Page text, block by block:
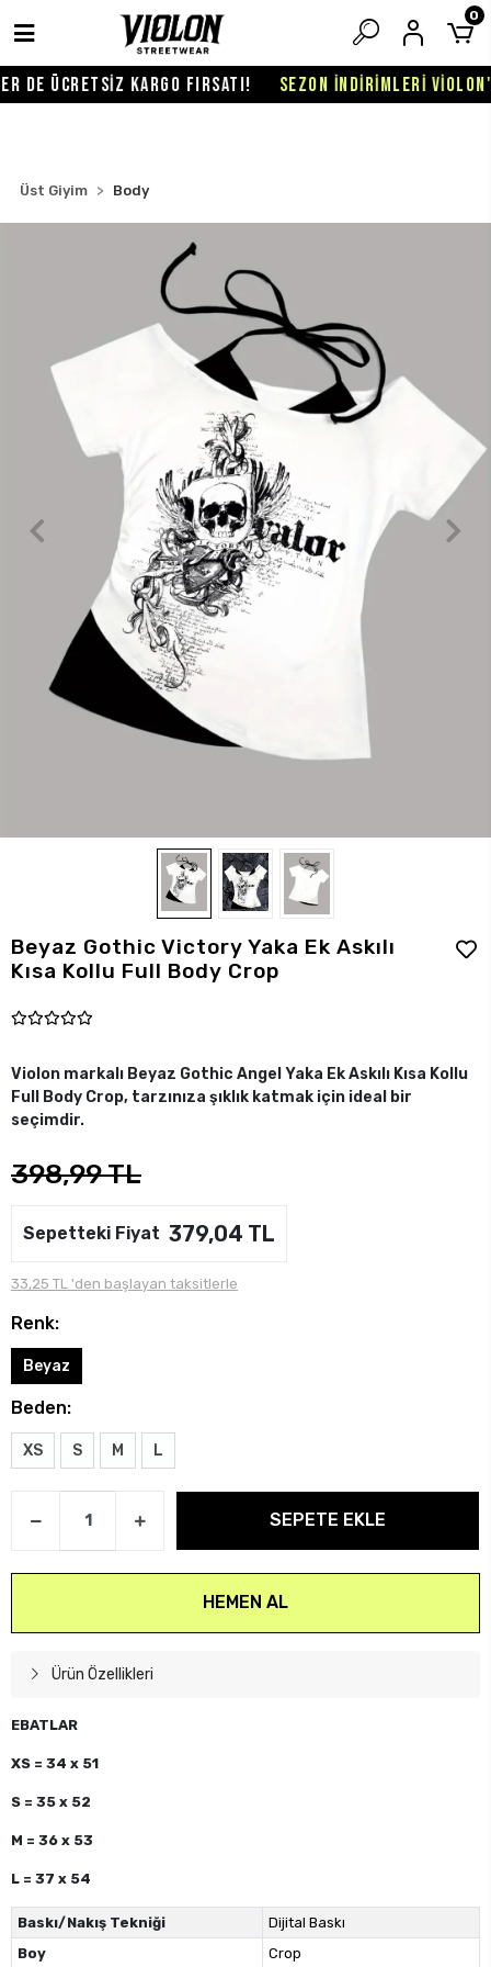
ÜCRETSİZ KARGO FIRSATI! SEZON İNDİRİMLERİ
0
Üst Giyim Body
Beyaz Gothic Victory Yaka Ek Askılı
Kısa Kollu Full Body Crop
Violon markalı Beyaz Gothic Angel Yaka Ek Askılı Kısa Kollu
Full Body Crop, tarzınıza şıklık katmak için ideal bir
seçimdir.
398,99 TL
Sepetteki Fiyat 379,04 TL
33,25 TL 'den başlayan taksitlerle
Renk:
Beyaz
Beden:
XS S M L
SEPETE EKLE
HEMEN AL
Ürün Özellikleri
EBATLAR
XS = 34 x 51
S = 35 x 52
M = 36 x 53
L = 37 x 54
Baskı/Nakış Tekniği
Dijital Baskı
Boy
Crop